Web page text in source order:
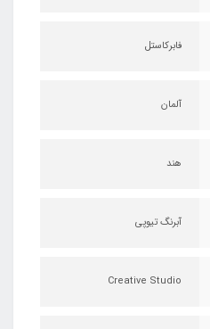
فابرکاستل
آلمان
هند
آبرنگ تیوپی
Creative Studio